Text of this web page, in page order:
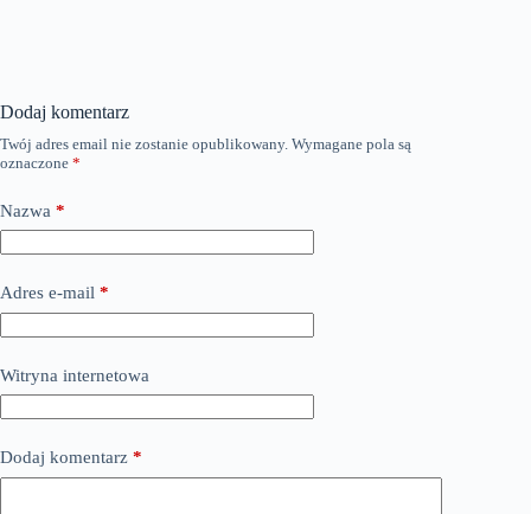
Dodaj komentarz
Twój adres email nie zostanie opublikowany. Wymagane pola są
oznaczone *
Nazwa *
Adres e-mail *
Witryna internetowa
Dodaj komentarz *